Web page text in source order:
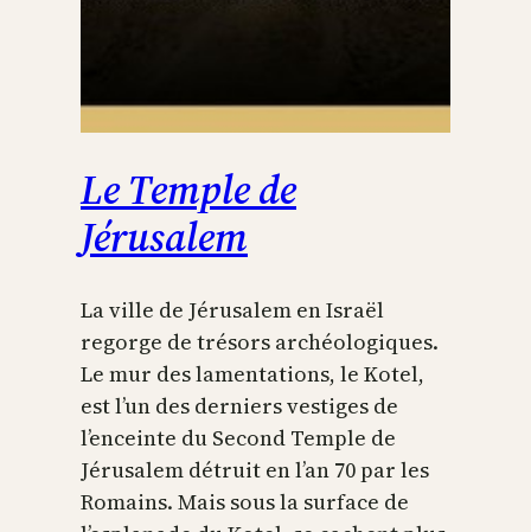
Le Temple de
Jérusalem
La ville de Jérusalem en Israël
regorge de trésors archéologiques.
Le mur des lamentations, le Kotel,
est l’un des derniers vestiges de
l’enceinte du Second Temple de
Jérusalem détruit en l’an 70 par les
Romains. Mais sous la surface de